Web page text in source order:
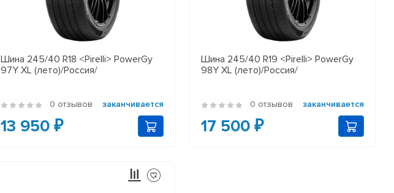
Шина 245/40 R18 <Pirelli> PowerGy
97Y XL (лето)/Россия/
0 отзывов заканчивается
13 950 ₽
Шина 245/40 R19 <Pirelli> PowerGy
98Y XL (лето)/Россия/
0 отзывов заканчивается
17 500 ₽